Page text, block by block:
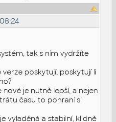
tak s ním vydržíte
poskytují, poskytují li
je nutně lepší, a nejen
času to pohraní si
vyladěná a stabilní, klidně